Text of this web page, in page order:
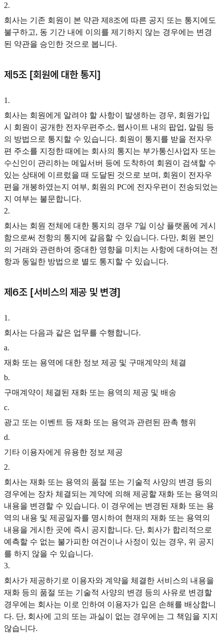
2.
회사는 기존 회원이 본 약관 제8조에 따른 공지 또는 통지에도
불구하고, 동 기간 내에 이의를 제기하지 않는 경우에는 변경
된 약관을 승인한 것으로 봅니다.
제5조 [회원에 대한 통지]
1 .
회사는 회원에게 알려야 할 사항이 발생하는 경우, 회원가입
시 회원이 공개한 전자우편주소, 웹사이트 내의 팝업, 알림 등
의 방법으로 통지할 수 있습니다. 회원이 통지를 받을 전자우
편 주소를 지정한 때에는 회사의 통지는 부가통신사업자 또는
수신인이 관리하는 메일서버 등에 도착하여 회원이 검색할 수
있는 상태에 이르렀을 때 도달된 것으로 보며, 회원이 전자우
편을 개봉하였는지 여부, 회원의 PC에 전자우편이 전송되었는
지 여부는 불문합니다.
2.
회사는 회원 전체에 대한 통지의 경우 7일 이상 플랫폼에 게시
함으로써 전항의 통지에 갈음할 수 있습니다. 다만, 회원 본인
의 거래와 관련하여 중대한 영향을 미치는 사항에 대하여는 전
항과 동일한 방법으로 별도 통지할 수 있습니다.
제6조 [서비스의 제공 및 변경]
1 .
회사는 다음과 같은 업무를 수행합니다.
a.
재화 또는 용역에 대한 정보 제공 및 구매계약의 체결
b.
구매계약이 체결된 재화 또는 용역의 제공 및 배송
c.
광고 또는 이벤트 등 재화 또는 용역과 관련된 판촉 행위
d.
기타 이용자에게 유용한 정보 제공
2.
회사는 재화 또는 용역의 품절 또는 기술적 사양의 변경 등의
경우에는 장차 체결되는 계약에 의해 제공할 재화 또는 용역의
내용을 변경할 수 있습니다. 이 경우에는 변경된 재화 또는 용
역의 내용 및 제공일자를 명시하여 현재의 재화 또는 용역의
내용을 게시한 곳에 즉시 공지합니다. 단, 회사가 합리적으로
예측할 수 없는 불가피한 여건이나 사정이 있는 경우, 위 공지
를 하지 않을 수 있습니다.
3.
회사가 제공하기로 이용자와 계약을 체결한 서비스의 내용을
재화 등의 품절 또는 기술적 사양의 변경 등의 사유로 변경할
경우에는 회사는 이로 인하여 이용자가 입은 손해를 배상합니
다. 단, 회사에 고의 또는 과실이 없는 경우에는 그 책임을 지지
않습니다.